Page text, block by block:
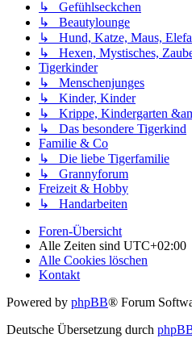
↳ Gefühlseckchen
↳ Beautylounge
↳ Hund, Katze, Maus,
↳ Hexen, Mystisches,
Tigerkinder
↳ Menschenjunges
↳ Kinder, Kinder
↳ Krippe, Kindergarten
↳ Das besondere Tigerkind
Familie & Co
↳ Die liebe Tigerfamilie
↳ Grannyforum
Freizeit & Hobby
↳ Handarbeiten
Foren-Übersicht
Alle Zeiten sind UTC+02:00
Alle Cookies löschen
Kontakt
Powered by phpBB® Forum
Deutsche Übersetzung durch